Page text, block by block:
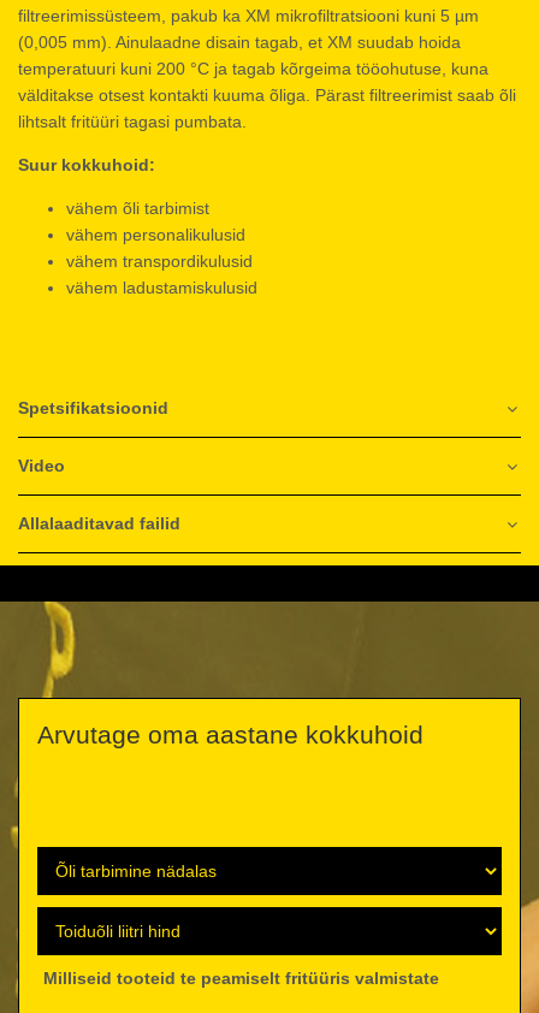
filtreerimissüsteem, pakub ka XM mikrofiltratsiooni kuni 5 µm
(0,005 mm). Ainulaadne disain tagab, et XM suudab hoida
temperatuuri kuni 200 °C ja tagab kõrgeima tööohutuse, kuna
välditakse otsest kontakti kuuma õliga. Pärast filtreerimist saab õli
lihtsalt fritüüri tagasi pumbata.
Suur kokkuhoid:
vähem õli tarbimist
vähem personalikulusid
vähem transpordikulusid
vähem ladustamiskulusid
Spetsifikatsioonid
Video
Allalaaditavad failid
Arvutage oma aastane kokkuhoid
Milliseid tooteid te peamiselt fritüüris valmistate